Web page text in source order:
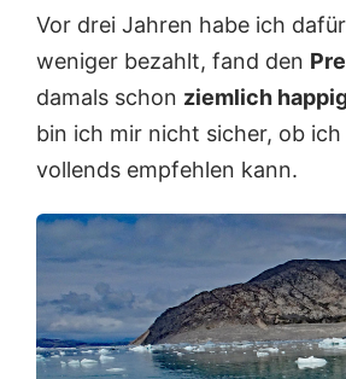
Vor drei Jahren habe ich
weniger bezahlt, fand den
damals schon ziemlich
bin ich mir nicht sicher, ob ich
vollends empfehlen kann.